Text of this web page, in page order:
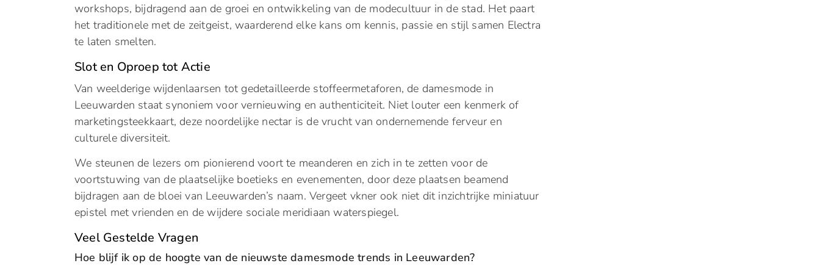
workshops, bijdragend aan de groei en ontwikkeling van de modecultuur in de stad. Het paart
het traditionele met de zeitgeist, waarderend elke kans om kennis, passie en stijl samen Electra
te laten smelten.
Slot en Oproep tot Actie
Van weelderige wijdenlaarsen tot gedetailleerde stoffeermetaforen, de damesmode in
Leeuwarden staat synoniem voor vernieuwing en authenticiteit. Niet louter een kenmerk of
marketingsteekkaart, deze noordelijke nectar is de vrucht van ondernemende ferveur en
culturele diversiteit.
We steunen de lezers om pionierend voort te meanderen en zich in te zetten voor de
voortstuwing van de plaatselijke boetieks en evenementen, door deze plaatsen beamend
bijdragen aan de bloei van Leeuwarden’s naam. Vergeet vkner ook niet dit inzichtrijke miniatuur
epistel met vrienden en de wijdere sociale meridiaan waterspiegel.
Veel Gestelde Vragen
Hoe blijf ik op de hoogte van de nieuwste damesmode trends in Leeuwarden?